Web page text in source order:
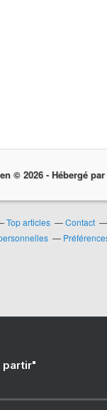
© 2026 - Hébergé par
Top articles Contact
partir"